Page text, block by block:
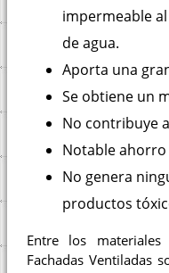
impermeable
de agua.
Aporta una
Se obtiene un
No contribuye
Notable
No genera
productos
Entre los
Fachadas Ventiladas